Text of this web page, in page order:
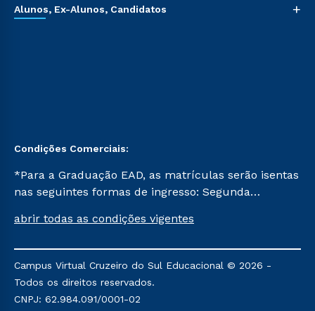
Alunos, Ex-Alunos, Candidatos +
Condições Comerciais:
*Para a Graduação EAD, as matrículas serão isentas
nas seguintes formas de ingresso: Segunda
Já para as demais, a taxa de matrícula será de R$
mencionadas são referentes aos cursos: Ensino
Religioso, Geografia para a Docência e Metodologia
do Ensino de História: Questões Atuais.
abrir todas as condições vigentes
Campus Virtual Cruzeiro do Sul Educacional © 2026 -
Todos os direitos reservados.
CNPJ: 62.984.091/0001-02